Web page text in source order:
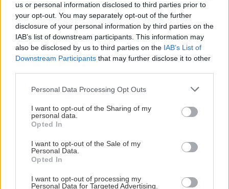
us or personal information disclosed to third parties prior to
your opt-out. You may separately opt-out of the further
disclosure of your personal information by third parties on the
IAB’s list of downstream participants. This information may
also be disclosed by us to third parties on the IAB’s List of
Downstream Participants that may further disclose it to other
Please note that this website/app uses one or more Google
not limited to your visit or usage behaviour. You may click to
grant or deny consent to Google and its third-party tags to
use your data for below specified purposes in below Google
consent section.
Personal Data Processing Opt Outs
I want to opt-out of the Sharing of my
personal data.
Opted In
I want to opt-out of the Sale of my
Personal Data.
Opted In
I want to opt-out of processing my
Personal Data for Targeted Advertising.
Foto: Kyrre Merg
Han kontaktet selv tvillingene i begynnelsen av
tidligere Vålerenga-spiller Mats Rosseli Olsen i Frölunda og
nåværende VIF-profil Henrik Larsson i BIK Karlskoga.
-Da Morten tok kontakt og viste interesse syntes vi det
hørtes bra ut. Vi har også kjent Henrik (Larsson) siden vi
spilte i Karlskoga sammen for noen år siden, og han har